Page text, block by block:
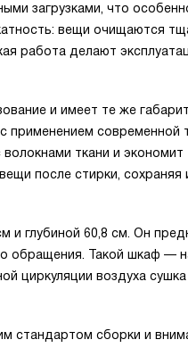
загрузками, что
вещи очищаются
работа делают
и имеет те же
применением современной
ткани и экономит
после стирки, сохраняя
глубиной 60,8 см. Он
обращения. Такой шкаф —
циркуляции воздуха
стандартом сборки и